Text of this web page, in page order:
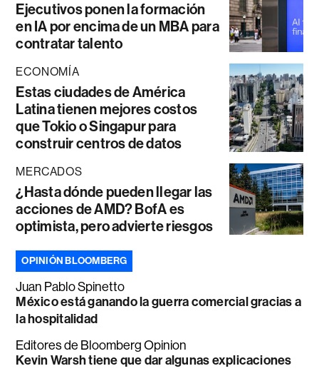
Ejecutivos ponen la formación
en IA por encima de un MBA para
contratar talento
ECONOMÍA
Estas ciudades de América
Latina tienen mejores costos
que Tokio o Singapur para
construir centros de datos
MERCADOS
¿Hasta dónde pueden llegar las
acciones de AMD? BofA es
optimista, pero advierte riesgos
OPINIÓN BLOOMBERG
Juan Pablo Spinetto
México está ganando la guerra comercial gracias a
la hospitalidad
Editores de Bloomberg Opinion
Kevin Warsh tiene que dar algunas explicaciones